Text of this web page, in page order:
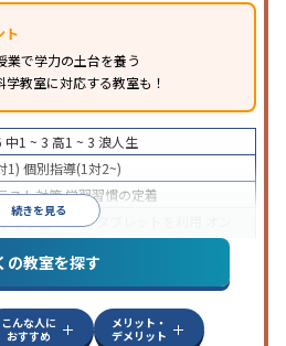
ト
業で学力の土台を養う
教室に対応する教室も！
続きを見る
中1 ~ 3 高1 ~ 3 浪人生
1) 個別指導(1対2~)
スト対策学習習慣の定着
応学習にPC・タブレットを利用
の教室を探す
こんな人に
おすすめ
メリット・
デメリット